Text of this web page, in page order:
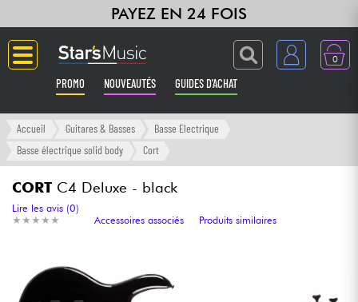
PAYEZ EN 24 FOIS
0
PROMO NOUVEAUTÉS GUIDES D'ACHAT
Langue
Amplis & Effets
Synthés & Sampleurs
Accueil Guitares & Basses
Basse Electrique
Basse électrique solid body
Cort
CORT C4 Deluxe - black
★ ★ ★ ★ ★
★ ★ ★ ★ ★
Lire les avis (0)
Accessoires associés
Produits similaires